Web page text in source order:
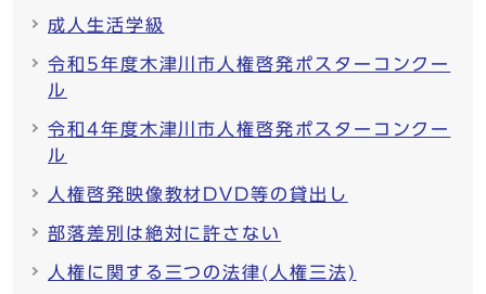
成人生活学級
令和5年度木津川市人権啓発ポスターコンクー
ル
令和4年度木津川市人権啓発ポスターコンクー
ル
人権啓発映像教材DVD等の貸出し
部落差別は絶対に許さない
人権に関する三つの法律(人権三法)